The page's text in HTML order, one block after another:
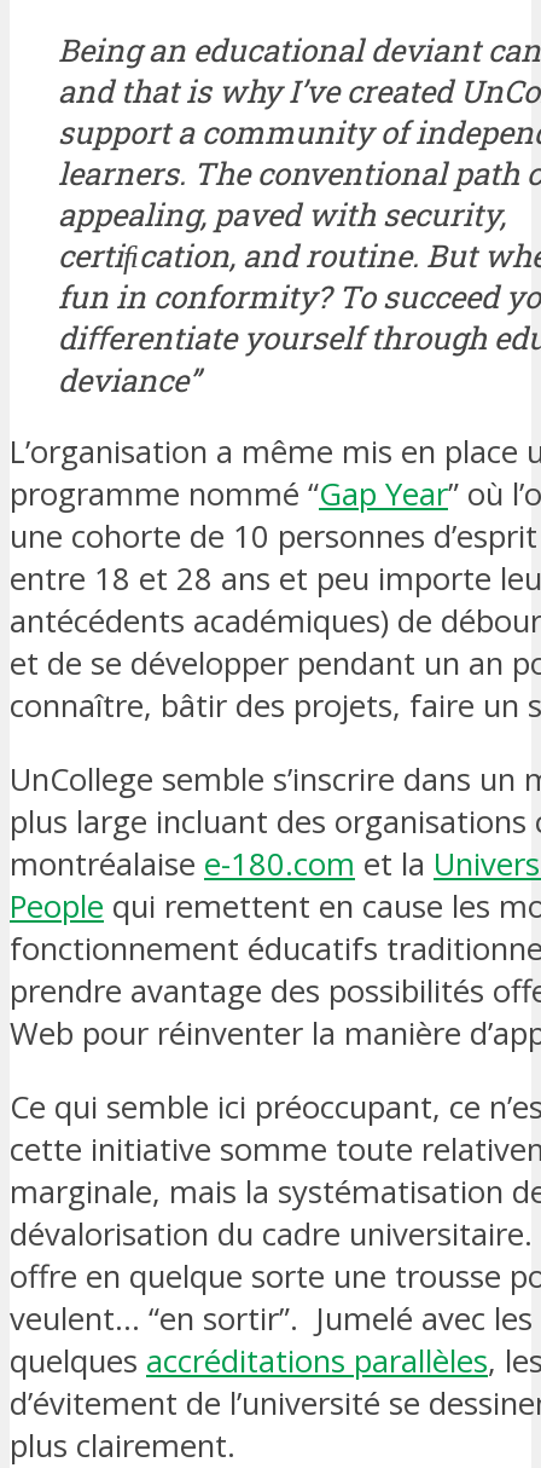
Being an educational deviant
and that is why I’ve created
support a community of
learners. The conventional path
appealing, paved with security,
certiﬁcation, and routine. But
fun in conformity? To succeed
diﬀerentiate yourself through
deviance”
L’organisation a même mis en place
programme nommé “Gap Year” où
une cohorte de 10 personnes
entre 18 et 28 ans et peu importe
antécédents académiques) de
et de se développer pendant un an
connaître, bâtir des projets, faire un
UnCollege semble s’inscrire dans un
plus large incluant des organisations
montréalaise e-180.com et la
People qui remettent en cause les
fonctionnement éducatifs
prendre avantage des possibilités
Web pour réinventer la manière
Ce qui semble ici préoccupant, ce
cette initiative somme toute
marginale, mais la systématisation
dévalorisation du cadre
offre en quelque sorte une trousse
veulent… “en sortir”. Jumelé avec
quelques accréditations parallèles,
d’évitement de l’université se
plus clairement.